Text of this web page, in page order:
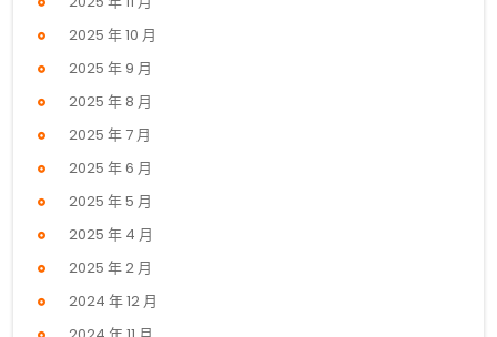
2025 年 10 月
2025 年 9 月
2025 年 8 月
2025 年 7 月
2025 年 6 月
2025 年 5 月
2025 年 4 月
2025 年 2 月
2024 年 12 月